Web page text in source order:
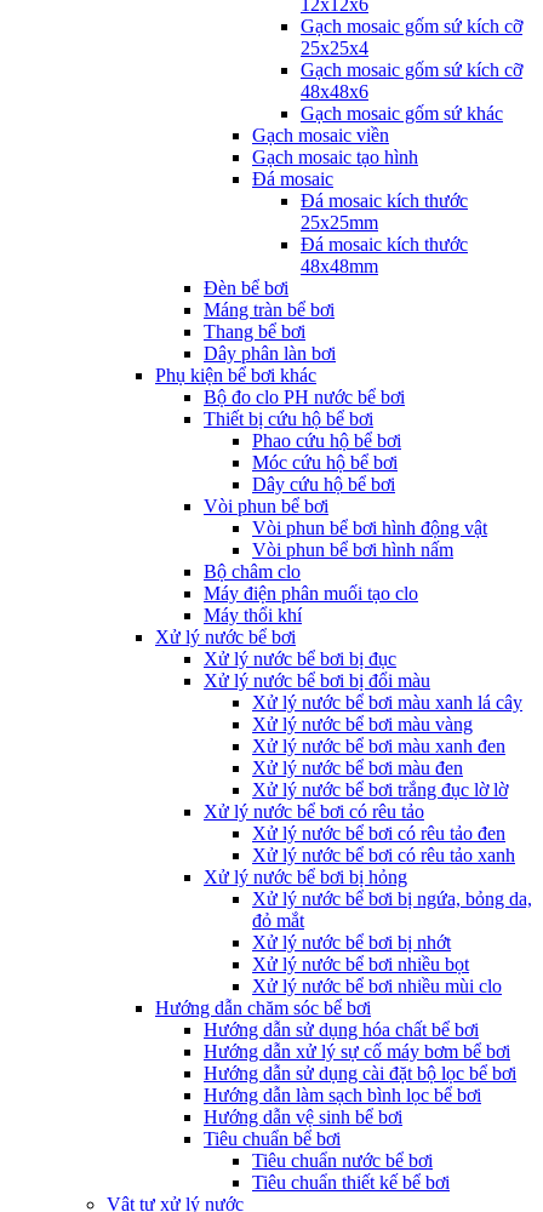
12x12x6
Gạch mosaic gốm sứ kích cỡ
25x25x4
Gạch mosaic gốm sứ kích cỡ
48x48x6
Gạch mosaic gốm sứ khác
Gạch mosaic viền
Gạch mosaic tạo hình
Đá mosaic
Đá mosaic kích thước
25x25mm
Đá mosaic kích thước
48x48mm
Đèn bể bơi
Máng tràn bể bơi
Thang bể bơi
Dây phân làn bơi
Phụ kiện bể bơi khác
Bộ đo clo PH nước bể bơi
Thiết bị cứu hộ bể bơi
Phao cứu hộ bể bơi
Móc cứu hộ bể bơi
Dây cứu hộ bể bơi
Vòi phun bể bơi
Vòi phun bể bơi hình động vật
Vòi phun bể bơi hình nấm
Bộ châm clo
Máy điện phân muối tạo clo
Máy thổi khí
Xử lý nước bể bơi
Xử lý nước bể bơi bị đục
Xử lý nước bể bơi bị đổi màu
Xử lý nước bể bơi màu xanh lá cây
Xử lý nước bể bơi màu vàng
Xử lý nước bể bơi màu xanh đen
Xử lý nước bể bơi màu đen
Xử lý nước bể bơi trắng đục lờ lờ
Xử lý nước bể bơi có rêu tảo
Xử lý nước bể bơi có rêu tảo đen
Xử lý nước bể bơi có rêu tảo xanh
Xử lý nước bể bơi bị hỏng
Xử lý nước bể bơi bị ngứa, bỏng da,
đỏ mắt
Xử lý nước bể bơi bị nhớt
Xử lý nước bể bơi nhiều bọt
Xử lý nước bể bơi nhiều mùi clo
Hướng dẫn chăm sóc bể bơi
Hướng dẫn sử dụng hóa chất bể bơi
Hướng dẫn xử lý sự cố máy bơm bể bơi
Hướng dẫn sử dụng cài đặt bộ lọc bể bơi
Hướng dẫn làm sạch bình lọc bể bơi
Hướng dẫn vệ sinh bể bơi
Tiêu chuẩn bể bơi
Tiêu chuẩn nước bể bơi
Tiêu chuẩn thiết kế bể bơi
Vật tư xử lý nước